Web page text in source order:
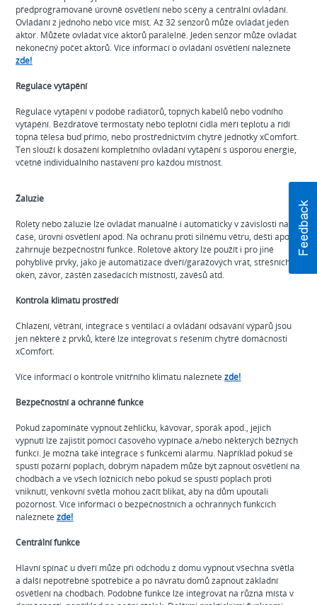
předprogramované úrovně osvětlení nebo scény a centrální ovládání.
Ovládání z jednoho nebo více míst. Až 32 senzorů může ovládat jeden
aktor. Můžete ovládat více aktorů paralelně. Jeden senzor může ovládat
nekonečný počet aktorů. Více informací o ovládání osvětlení naleznete
zde!
Regulace vytápění
Regulace vytápění v podobě radiátorů, topných kabelů nebo vodního
vytápění. Bezdrátové termostaty nebo teplotní čidla měří teplotu a řídí
topná tělesa buď přímo, nebo prostřednictvím chytré jednotky xComfort.
Ten slouží k dosažení kompletního ovládání vytápění s úsporou energie,
včetně individuálního nastavení pro každou místnost.
Žaluzie
Rolety nebo žaluzie lze ovládat manuálně i automaticky v závislosti na
čase, úrovni osvětlení apod. Na ochranu proti silnému větru, dešti apod.
zahrnuje bezpečnostní funkce. Roletové aktory lze použít i pro jiné
pohyblivé prvky, jako je automatizace dveří/garážových vrat, střešních
oken, závor, zástěn zasedacích místností, závěsů atd.
Kontrola klimatu prostředí
Chlazení, větrání, integrace s ventilací a ovládání odsávání výparů jsou
jen některé z prvků, které lze integrovat s řešením chytré domácnosti
xComfort.
Více informací o kontrole vnitřního klimatu naleznetezde!
Bezpečnostní a ochranné funkce
Pokud zapomínáte vypnout žehličku, kávovar, sporák apod., jejich
vypnutí lze zajistit pomocí časového vypínače a/nebo některých běžných
funkcí. Je možná také integrace s funkcemi alarmu. Například pokud se
spustí požární poplach, dobrým nápadem může být zapnout osvětlení na
chodbách a ve všech ložnicích nebo pokud se spustí poplach proti
vniknutí, venkovní světla mohou začít blikat, aby na dům upoutali
pozornost. Více informací o bezpečnostních a ochranných funkcích
naleznetezde!
Centrální funkce
Hlavní spínač u dveří může při odchodu z domu vypnout všechna světla
a další nepotřebné spotřebiče a po návratu domů zapnout základní
osvětlení na chodbách. Podobné funkce lze integrovat na různá místa v